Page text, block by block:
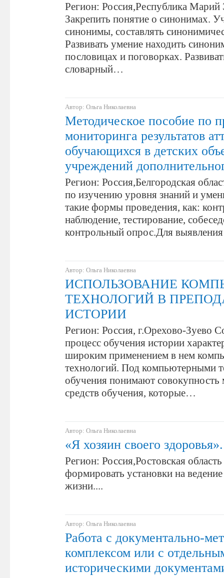
Регион: Россия,Республика
Закрепить понятие о синонимах.
синонимы, составлять
Развивать умение находить
пословицах и поговорках.
словарный…
Автор: Ольга Николаевна
Методическое пособие по
мониторинга результатов
обучающихся в детских
учреждений
Регион: Россия,Белгородская
по изучению уровня знаний и
такие формы проведения, как:
наблюдение, тестирование,
контрольный опрос.Для
Автор: Ольга Николаевна
ИСПОЛЬЗОВАНИЕ
ТЕХНОЛОГИЙ В
ИСТОРИИ
Регион: Россия, г.Орехово-Зуево
процесс обучения истории
широким применением в нем
технологий. Под компьютерными
обучения понимают
средств обучения, которые…
Автор: Ольга Николаевна
«Я хозяин своего здоровья».
Регион: Россия,Ростовская
формировать установки на
жизни....
Автор: Ольга Николаевна
Работа с документально-
комплексом или с
историческими